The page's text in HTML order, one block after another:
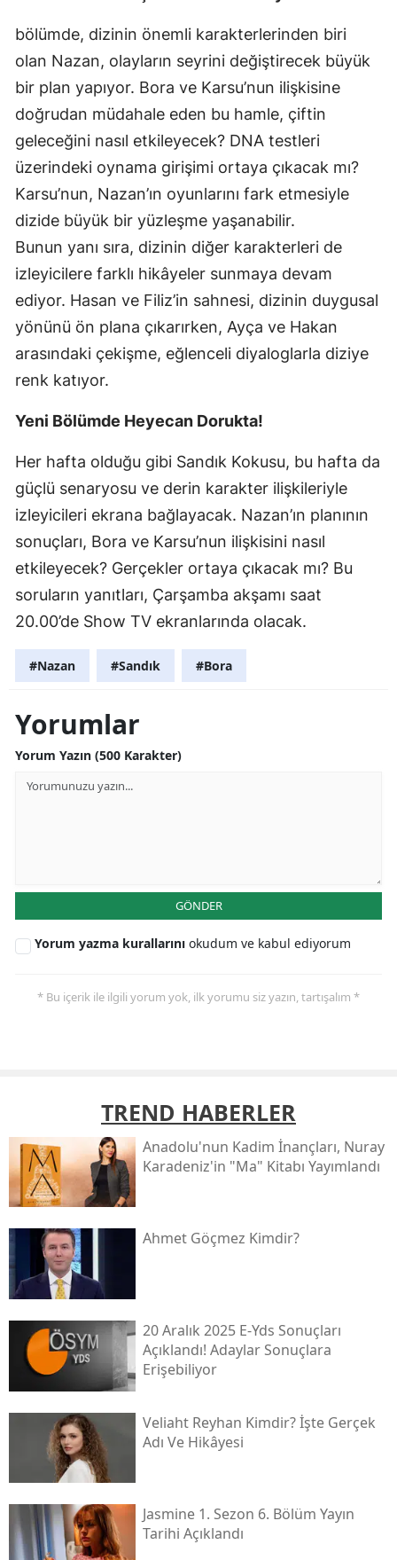
bölümde, dizinin önemli karakterlerinden biri
olan Nazan, olayların seyrini değiştirecek büyük
bir plan yapıyor. Bora ve Karsu’nun ilişkisine
doğrudan müdahale eden bu hamle, çiftin
geleceğini nasıl etkileyecek? DNA testleri
üzerindeki oynama girişimi ortaya çıkacak mı?
Karsu’nun, Nazan’ın oyunlarını fark etmesiyle
dizide büyük bir yüzleşme yaşanabilir.
Bunun yanı sıra, dizinin diğer karakterleri de
izleyicilere farklı hikâyeler sunmaya devam
ediyor. Hasan ve Filiz’in sahnesi, dizinin duygusal
yönünü ön plana çıkarırken, Ayça ve Hakan
arasındaki çekişme, eğlenceli diyaloglarla diziye
renk katıyor.
Yeni Bölümde Heyecan Dorukta!
Her hafta olduğu gibi Sandık Kokusu, bu hafta da
güçlü senaryosu ve derin karakter ilişkileriyle
izleyicileri ekrana bağlayacak. Nazan’ın planının
sonuçları, Bora ve Karsu’nun ilişkisini nasıl
etkileyecek? Gerçekler ortaya çıkacak mı? Bu
soruların yanıtları, Çarşamba akşamı saat
20.00’de Show TV ekranlarında olacak.
#Nazan #Sandık #Bora
Yorumlar
Yorum Yazın (500 Karakter)
GÖNDER
Yorum yazma kurallarını okudum ve kabul ediyorum
* Bu içerik ile ilgili yorum yok, ilk yorumu siz yazın, tartışalım *
TREND HABERLER
Anadolu'nun Kadim İnançları, Nuray
Karadeniz'in "ma" Kitabı Yayımlandı
Ahmet Göçmez Kimdir?
20 Aralık 2025 E-Yds Sonuçları
Açıklandı! Adaylar Sonuçlara
Erişebiliyor
Veliaht Reyhan Kimdir? İşte Gerçek
Adı Ve Hikâyesi
Jasmine 1. Sezon 6. Bölüm Yayın
Tarihi Açıklandı